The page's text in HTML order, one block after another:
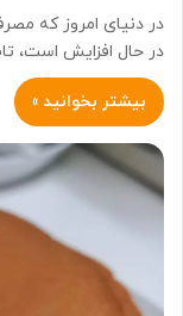
در دنیای امروز که
در حال افزایش است،
بیشتر بخوانید »